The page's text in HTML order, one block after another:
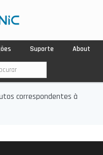
Suporte About
correspondentes à